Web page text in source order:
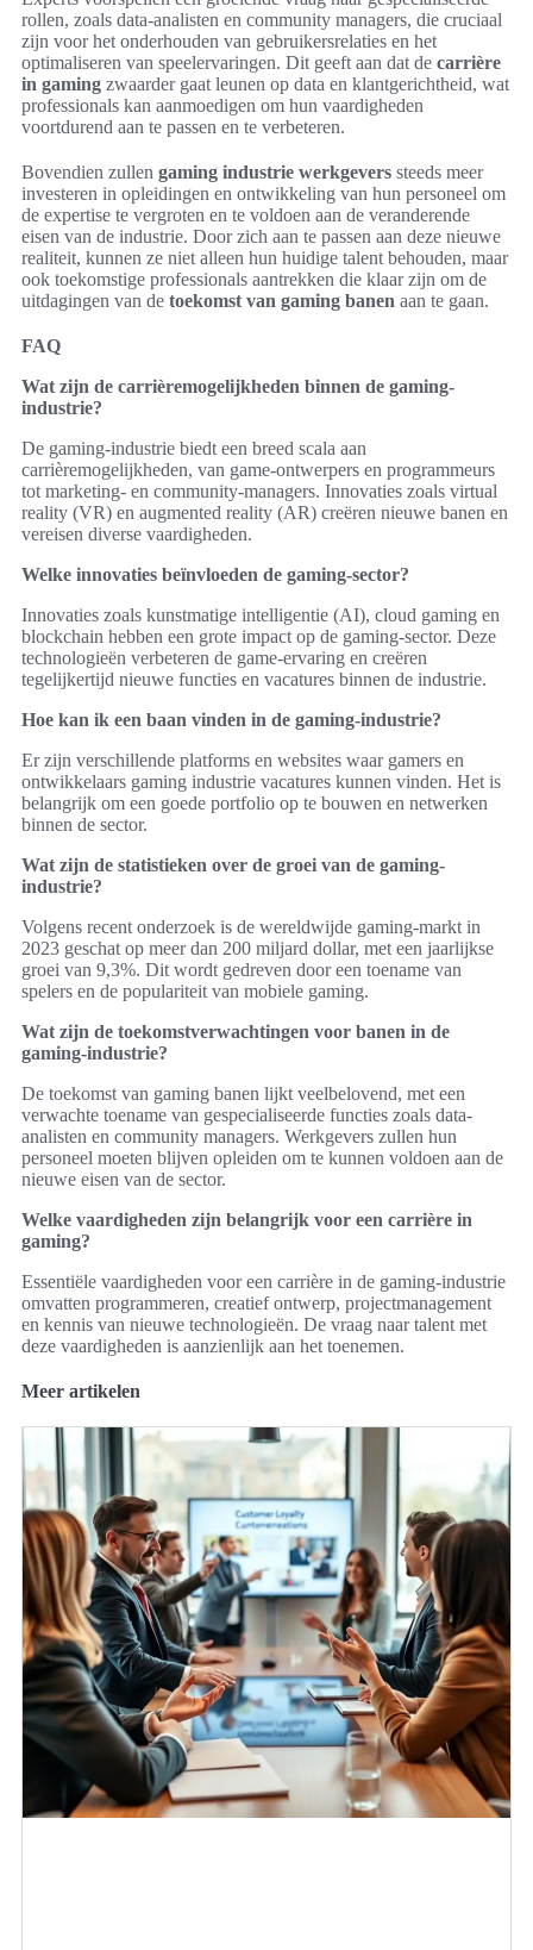
rollen, zoals data-analisten en community managers, die cruciaal
zijn voor het onderhouden van gebruikersrelaties en het
optimaliseren van speelervaringen. Dit geeft aan dat de carrière
in gaming zwaarder gaat leunen op data en klantgerichtheid, wat
professionals kan aanmoedigen om hun vaardigheden
voortdurend aan te passen en te verbeteren.
Bovendien zullen gaming industrie werkgevers steeds meer
investeren in opleidingen en ontwikkeling van hun personeel om
de expertise te vergroten en te voldoen aan de veranderende
eisen van de industrie. Door zich aan te passen aan deze nieuwe
realiteit, kunnen ze niet alleen hun huidige talent behouden, maar
ook toekomstige professionals aantrekken die klaar zijn om de
uitdagingen van de toekomst van gaming banen aan te gaan.
FAQ
Wat zijn de carrièremogelijkheden binnen de gaming-
industrie?
De gaming-industrie biedt een breed scala aan
carrièremogelijkheden, van game-ontwerpers en programmeurs
tot marketing- en community-managers. Innovaties zoals virtual
reality (VR) en augmented reality (AR) creëren nieuwe banen en
vereisen diverse vaardigheden.
Welke innovaties beïnvloeden de gaming-sector?
Innovaties zoals kunstmatige intelligentie (AI), cloud gaming en
blockchain hebben een grote impact op de gaming-sector. Deze
technologieën verbeteren de game-ervaring en creëren
tegelijkertijd nieuwe functies en vacatures binnen de industrie.
Hoe kan ik een baan vinden in de gaming-industrie?
Er zijn verschillende platforms en websites waar gamers en
ontwikkelaars gaming industrie vacatures kunnen vinden. Het is
belangrijk om een goede portfolio op te bouwen en netwerken
binnen de sector.
Wat zijn de statistieken over de groei van de gaming-
industrie?
Volgens recent onderzoek is de wereldwijde gaming-markt in
2023 geschat op meer dan 200 miljard dollar, met een jaarlijkse
groei van 9,3%. Dit wordt gedreven door een toename van
spelers en de populariteit van mobiele gaming.
Wat zijn de toekomstverwachtingen voor banen in de
gaming-industrie?
De toekomst van gaming banen lijkt veelbelovend, met een
verwachte toename van gespecialiseerde functies zoals data-
analisten en community managers. Werkgevers zullen hun
personeel moeten blijven opleiden om te kunnen voldoen aan de
nieuwe eisen van de sector.
Welke vaardigheden zijn belangrijk voor een carrière in
gaming?
Essentiële vaardigheden voor een carrière in de gaming-industrie
omvatten programmeren, creatief ontwerp, projectmanagement
en kennis van nieuwe technologieën. De vraag naar talent met
deze vaardigheden is aanzienlijk aan het toenemen.
Meer artikelen